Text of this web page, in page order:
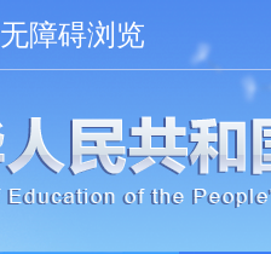
无障碍浏览